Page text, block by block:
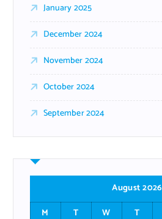
January 2025
December 2024
November 2024
October 2024
September 2024
August 2026
M
T W T